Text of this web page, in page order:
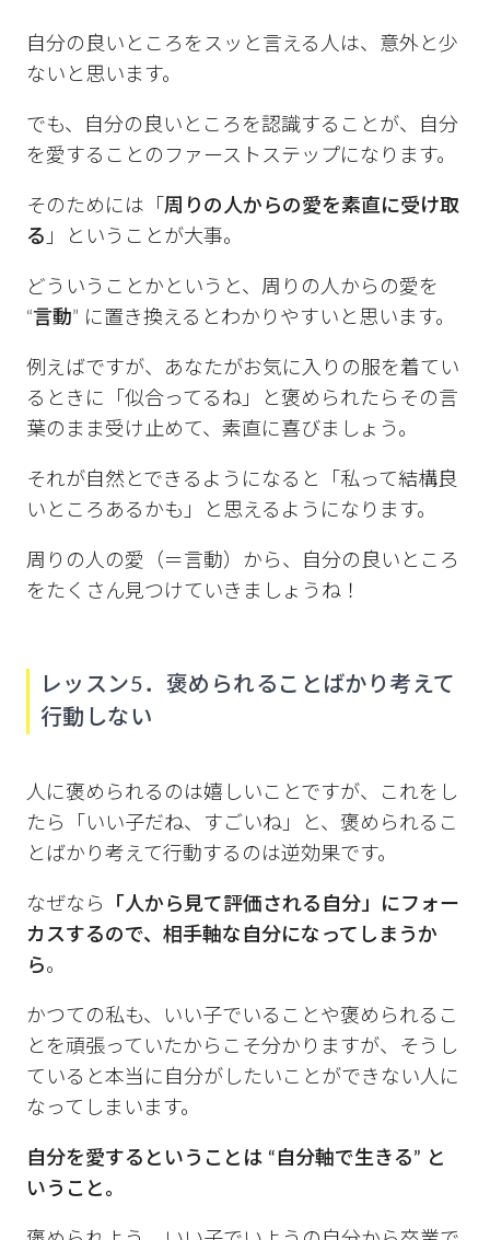
自分の良いところをスッと言える人は、意外と少
ないと思います。
でも、自分の良いところを認識することが、自分
を愛することのファーストステップになります。
そのためには「 周りの人からの愛を素直に受け取
る 」ということが大事。
どういうことかというと、周りの人からの愛を
“言動” に置き換えるとわかりやすいと思います。
例えばですが、あなたがお気に入りの服を着てい
るときに「似合ってるね」と褒められたらその言
葉のまま受け止めて、素直に喜びましょう。
それが自然とできるようになると「私って結構良
いところあるかも」と思えるようになります。
周りの人の愛（＝言動）から、自分の良いところ
をたくさん見つけていきましょうね！
レッスン5．褒められることばかり考えて
行動しない
人に褒められるのは嬉しいことですが、これをし
たら「いい子だね、すごいね」と、褒められるこ
とばかり考えて行動するのは逆効果です。
なぜなら
「人から見て評価される自分」にフォー
カスするので、相手軸な自分になってしまうか
ら。
かつての私も、いい子でいることや褒められるこ
とを頑張っていたからこそ分かりますが、そうし
ていると本当に自分がしたいことができない人に
なってしまいます。
自分を愛するということは “自分軸で生きる” と
いうこと。